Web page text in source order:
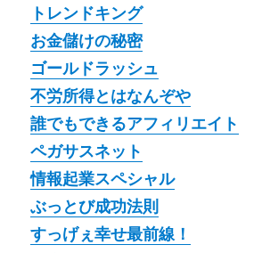
トレンドキング
お金儲けの秘密
ゴールドラッシュ
不労所得とはなんぞや
誰でもできるアフィリエイト
ペガサスネット
情報起業スペシャル
ぶっとび成功法則
すっげぇ幸せ最前線！